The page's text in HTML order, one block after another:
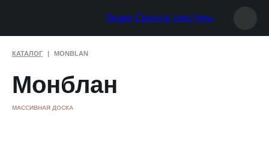
Акции Скачать текстуры
КАТАЛОГ MONBLAN
Монблан
МАССИВНАЯ ДОСКА